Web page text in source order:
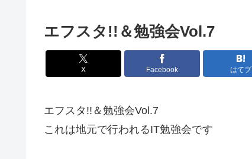
エフスタ!!＆勉強会Vol.7
X Facebook はてブ
エフスタ!!＆勉強会Vol.7
これは地元で行われるIT勉強会です